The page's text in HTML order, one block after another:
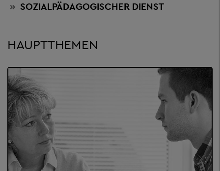
SOZIALPÄDAGOGISCHER DIENST
HAUPTTHEMEN